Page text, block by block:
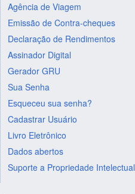
Agência de Viagem
Emissão de Contra-cheques
Declaração de Rendimentos
Assinador Digital
Gerador GRU
Sua Senha
Esqueceu sua senha?
Cadastrar Usuário
Livro Eletrônico
Dados abertos
Suporte a Propriedade Intelectual